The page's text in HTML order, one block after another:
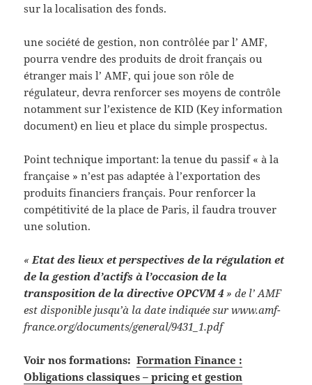
sur la localisation des fonds.
une société de gestion, non contrôlée par l’ AMF,
pourra vendre des produits de droit français ou
étranger mais l’ AMF, qui joue son rôle de
régulateur, devra renforcer ses moyens de contrôle
notamment sur l’existence de KID (Key information
document) en lieu et place du simple prospectus.
Point technique important: la tenue du passif « à la
française » n’est pas adaptée à l’exportation des
produits financiers français. Pour renforcer la
compétitivité de la place de Paris, il faudra trouver
une solution.
«Etat des lieux et perspectives de la régulation et
de la gestion d’actifs à l’occasion de la
transposition de la directive OPCVM 4 » de l’ AMF
est disponible jusqu’à la date indiquée sur www.amf-
france.org/documents/general/9431_1.pdf
Voir nos formations:Formation Finance :
Obligations classiques – pricing et gestion